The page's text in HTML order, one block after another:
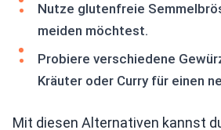
Nutze glutenfreie
meiden möchtest.
Probiere verschiedene
Kräuter oder Curry für einen
Mit diesen Alternativen kannst